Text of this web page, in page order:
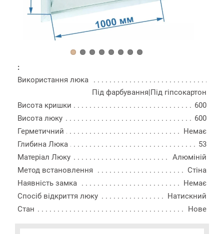
:
Використання люка
Під фарбування|Під гіпсокартон
Висота кришки
600
Висота люку
600
Герметичний
Немає
Глибина Люка
53
Матеріал Люку
Алюміній
Метод встановлення
Стіна
Наявність замка
Немає
Спосіб відкриття люку
Натискний
Стан
Нове